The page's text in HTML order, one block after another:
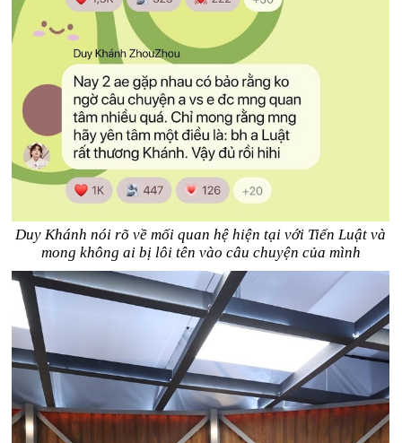
Duy Khánh nói rõ về mối quan hệ hiện tại với Tiến Luật và
mong không ai bị lôi tên vào câu chuyện của mình